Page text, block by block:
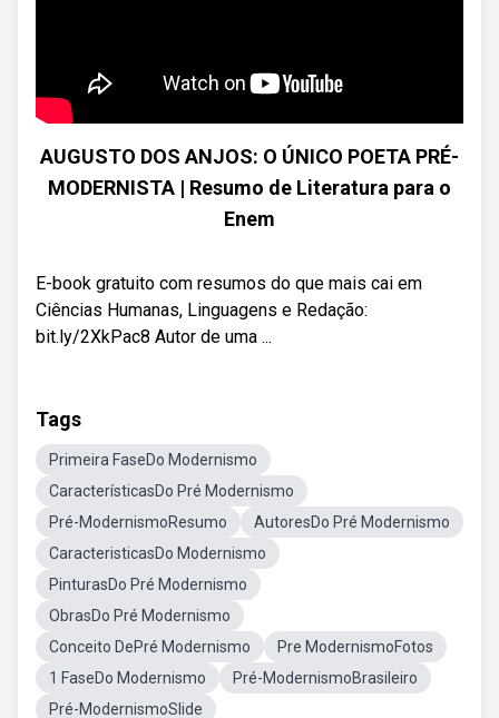
AUGUSTO DOS ANJOS: O ÚNICO POETA PRÉ-
MODERNISTA | Resumo de Literatura para o
Enem
E-book gratuito com resumos do que mais cai em
Ciências Humanas, Linguagens e Redação:
bit.ly/2XkPac8 Autor de uma ...
Tags
Primeira FaseDo Modernismo
CaracterísticasDo Pré Modernismo
Pré-ModernismoResumo
AutoresDo Pré Modernismo
CaracteristicasDo Modernismo
PinturasDo Pré Modernismo
ObrasDo Pré Modernismo
Conceito DePré Modernismo
Pre ModernismoFotos
1 FaseDo Modernismo
Pré-ModernismoBrasileiro
Pré-ModernismoSlide